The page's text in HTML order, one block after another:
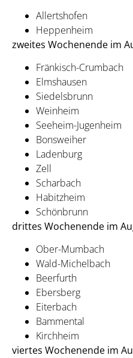
Allertshofen
Heppenheim
zweites Wochenende im
Fränkisch-Crumbach
Elmshausen
Siedelsbrunn
Weinheim
Seeheim-Jugenheim
Bonsweiher
Ladenburg
Zell
Scharbach
Habitzheim
Schönbrunn
drittes Wochenende im
Ober-Mumbach
Wald-Michelbach
Beerfurth
Ebersberg
Eiterbach
Bammental
Kirchheim
viertes Wochenende im